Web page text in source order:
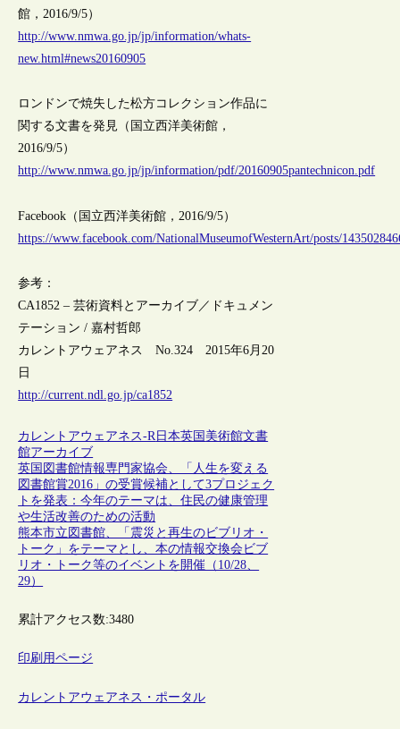
館，2016/9/5）
http://www.nmwa.go.jp/jp/information/whats-
new.html#news20160905
ロンドンで焼失した松方コレクション作品に
関する文書を発見（国立西洋美術館，
2016/9/5）
http://www.nmwa.go.jp/jp/information/pdf/20160905pantechnicon.pdf
Facebook（国立西洋美術館，2016/9/5）
https://www.facebook.com/NationalMuseumofWesternArt/posts/
参考：
CA1852 – 芸術資料とアーカイブ／ドキュメン
テーション / 嘉村哲郎
カレントアウェアネス No.324 2015年6月20
日
http://current.ndl.go.jp/ca1852
カレントアウェアネス-R日本英国 美術館文書
館アーカイブ
英国図書館情報専門家協会、「人生を変える
図書館賞2016」の受賞候補として3プロジェク
トを発表：今年のテーマは、住民の健康管理
や生活改善のための活動
熊本市立図書館、「震災と再生のビブリオ・
トーク」をテーマとし、本の情報交換会ビブ
リオ・トーク等のイベントを開催（10/28、
29）
累計アクセス数:3480
印刷用ページ
カレントアウェアネス・ポータル